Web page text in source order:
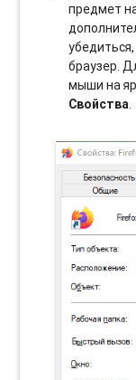
предмет
браузер.
мыши на
Свойства.